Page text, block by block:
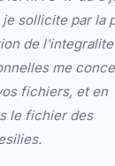
je sollicite par la
de
me
fichiers, et en
le fichier des